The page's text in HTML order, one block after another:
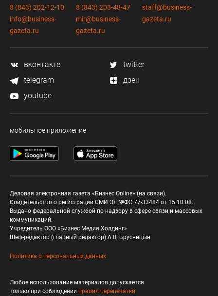
8 (843) 202-12-10
info@business-
gazeta.ru
8 (843) 203-48-47
mir@business-
gazeta.ru
staff@business-
gazeta.ru
вконтакте
twitter
telegram
дзен
youtube
мобильное приложение
Деловая электронная газета «Бизнес Online» (на связи).
Свидетельство о регистрации СМИ Эл №ФС 77-33484 от 15.10.08.
Выдано федеральной службой по надзору в сфере связи и массовых
коммуникаций.
Учредитель ООО «Бизнес Медия Холдинг»
Шеф-редактор (главный редактор) А.В. Брусницын
Политика о персональных данных
Любое использование материалов допускается
только при соблюдении правил перепечатки